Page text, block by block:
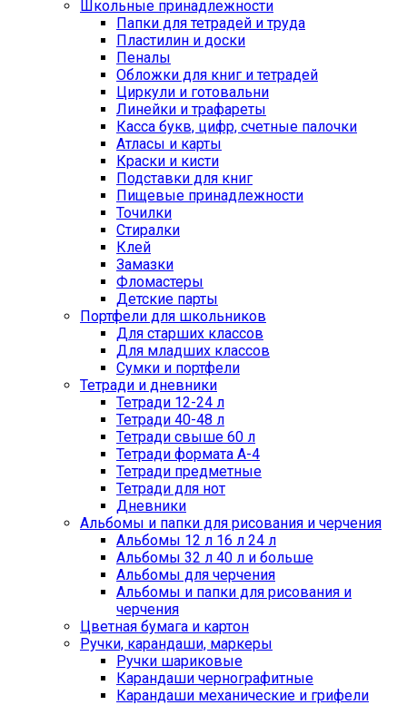
Школьные принадлежности
Папки для тетрадей и труда
Пластилин и доски
Пеналы
Обложки для книг и тетрадей
Циркули и готовальни
Линейки и трафареты
Касса букв, цифр, счетные палочки
Атласы и карты
Краски и кисти
Подставки для книг
Пищевые принадлежности
Точилки
Стиралки
Клей
Замазки
Фломастеры
Детские парты
Портфели для школьников
Для старших классов
Для младших классов
Сумки и портфели
Тетради и дневники
Тетради 12-24 л
Тетради 40-48 л
Тетради свыше 60 л
Тетради формата А-4
Тетради предметные
Тетради для нот
Дневники
Альбомы и папки для рисования и черчения
Альбомы 12 л 16 л 24 л
Альбомы 32 л 40 л и больше
Альбомы для черчения
Альбомы и папки для рисования и
черчения
Цветная бумага и картон
Ручки, карандаши, маркеры
Ручки шариковые
Карандаши чернографитные
Карандаши механические и грифели